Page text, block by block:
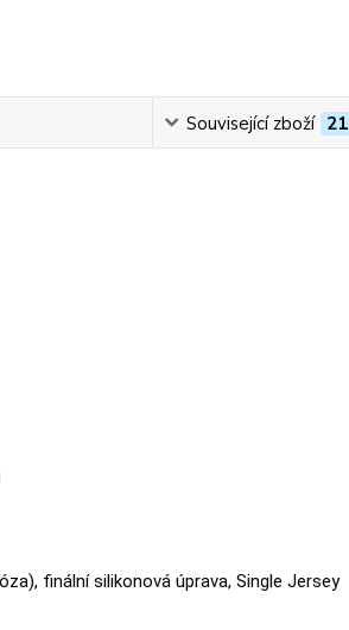
Související zboží 21
finální silikonová úprava, Single Jersey